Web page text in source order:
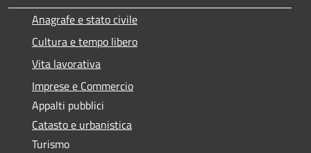
Anagrafe e stato civile
Cultura e tempo libero
Vita lavorativa
Imprese e Commercio
Appalti pubblici
Catasto e urbanistica
Turismo